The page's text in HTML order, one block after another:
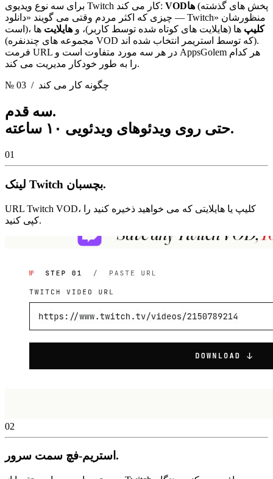
برای سه نوع ویدیوی Twitch کار می کند: VODها (پخش های گذشته
— چیزی که اکثر مردم وقتی می گویند «دانلود Twitch» منظورشان
است)،
کلیپ ها (هایلایت های کوتاه شده توسط کاربر)، و هایلایت ها
(مجموعه های چندنفره VOD که توسط استریمر انتخاب شده اند).
فرمت URL در هر سه مورد متفاوت است و AppsGolem هر کدام
را به طور خودکار مدیریت می کند.
№ 03 / چگونه کار می کند
سه قدم.
حتی روی ویدئوهای ویدئویی ۱۰ ساعته.
01
لینک Twitch بچسبان.
URL Twitch VOD، کلیپ یا هایلایتی که می خواهید ذخیره کنید را
کپی کنید.
02
استریم-فچ سمت سرور.